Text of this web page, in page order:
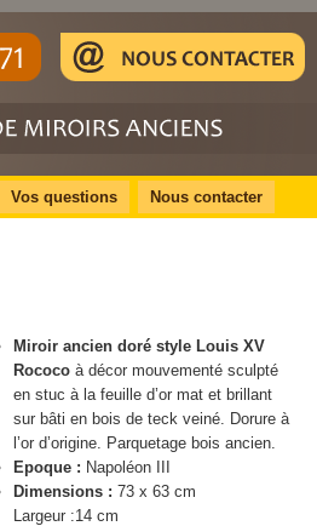
Vos questions Nous contacter
Miroir ancien doré style Louis XV
Rococo à décor mouvementé sculpté
en stuc à la feuille d’or mat et brillant
sur bâti en bois de teck veiné. Dorure à
l’or d’origine. Parquetage bois ancien.
Epoque : Napoléon III
Dimensions : 73 x 63 cm
Largeur :14 cm